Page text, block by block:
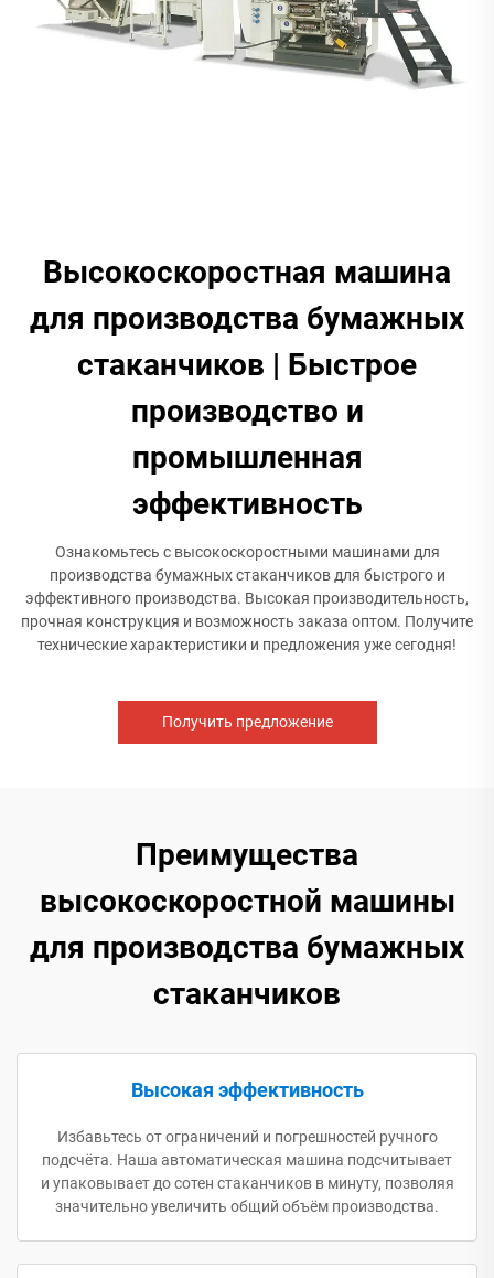
Высокоскоростная машина
для производства бумажных
стаканчиков | Быстрое
производство и
промышленная
эффективность
Ознакомьтесь с высокоскоростными машинами для
производства бумажных стаканчиков для быстрого и
эффективного производства. Высокая производительность,
прочная конструкция и возможность заказа оптом. Получите
технические характеристики и предложения уже сегодня!
Получить предложение
Преимущества
высокоскоростной машины
для производства бумажных
стаканчиков
Высокая эффективность
Избавьтесь от ограничений и погрешностей ручного
подсчёта. Наша автоматическая машина подсчитывает
и упаковывает до сотен стаканчиков в минуту, позволяя
значительно увеличить общий объём производства.